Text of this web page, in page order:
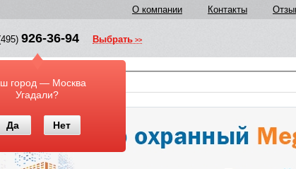
О компании Контакты
926-36-94
город — Москва
Угадали?
Да Нет
Выбрать